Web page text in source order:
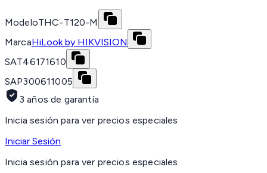
ModeloTHC-T120-M
MarcaHiLook by HIKVISION
SAT46171610
SAP300611005
3 años de garantía
Inicia sesión para ver precios especiales
Iniciar Sesión
Inicia sesión para ver precios especiales